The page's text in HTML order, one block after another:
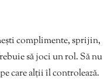
complimente, sprijin,
să joci un rol. Să nu
care alții îl controlează.